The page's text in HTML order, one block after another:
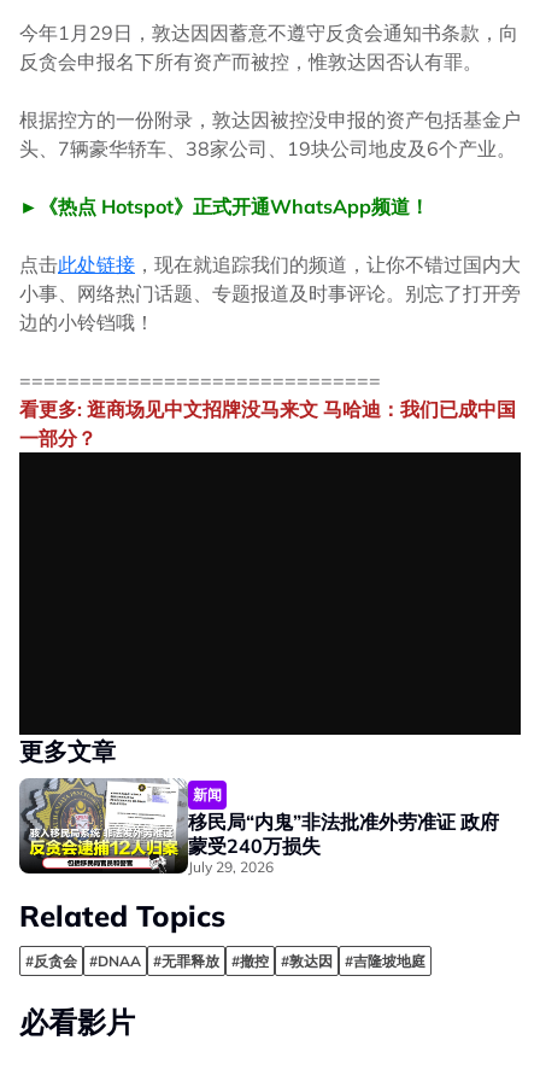
今年1月29日，敦达因因蓄意不遵守反贪会通知书条款，向
反贪会申报名下所有资产而被控，惟敦达因否认有罪。
根据控方的一份附录，敦达因被控没申报的资产包括基金户
头、7辆豪华轿车、38家公司、19块公司地皮及6个产业。
►《热点 Hotspot》正式开通WhatsApp频道！
点击此处链接 ，现在就追踪我们的频道，让你不错过国内大
小事、网络热门话题、专题报道及时事评论。别忘了打开旁
边的小铃铛哦！
==============================
看更多: 逛商场见中文招牌没马来文 马哈迪：我们已成中国
一部分？
更多文章
新闻
移民局“内鬼”非法批准外劳准证 政府
蒙受240万损失
July 29, 2026
Related Topics
#反贪会 #DNAA #无罪释放 #撤控 #敦达因 #吉隆坡地庭
必看影片